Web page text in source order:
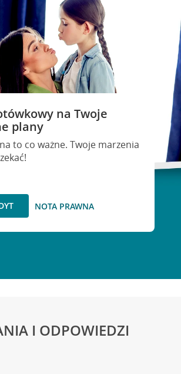
na Twoje
plany
to co ważne. Twoje marzenia
NOTA PRAWNA
I ODPOWIEDZI